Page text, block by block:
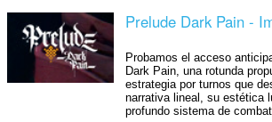
Prelude Dark Pain -
Probamos el acceso
Dark Pain, una rotunda
estrategia por turnos que
narrativa lineal, su estética
profundo sistema de